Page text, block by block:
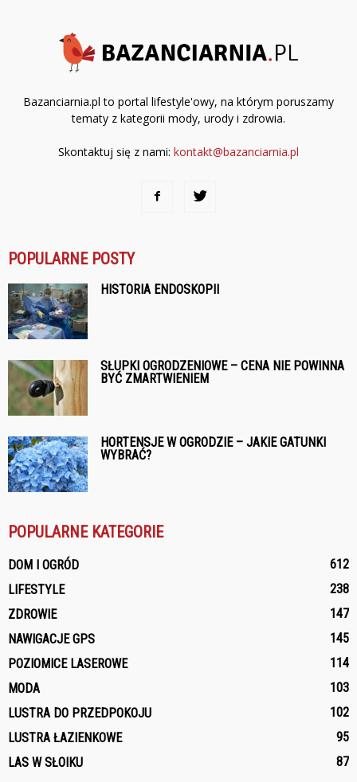
Bazanciarnia.pl to portal lifestyle'owy, na którym poruszamy
tematy z kategorii mody, urody i zdrowia.
Skontaktuj się z nami: kontakt@bazanciarnia.pl
POPULARNE POSTY
HISTORIA ENDOSKOPII
SŁUPKI OGRODZENIOWE – CENA NIE POWINNA
BYĆ ZMARTWIENIEM
HORTENSJE W OGRODZIE – JAKIE GATUNKI
WYBRAĆ?
POPULARNE KATEGORIE
DOM I OGRÓD
612
LIFESTYLE
238
ZDROWIE
147
NAWIGACJE GPS
145
POZIOMICE LASEROWE
114
MODA
103
LUSTRA DO PRZEDPOKOJU
102
LUSTRA ŁAZIENKOWE
95
LAS W SŁOIKU
87